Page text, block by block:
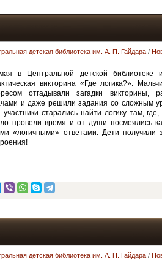
детская библиотека им. А. П. Гайдара /
в Центральной детской
викторина «Где логика?».
отгадывали загадки викторины,
и даже решили задания со сложным
участники старались найти логику там,
провели время и от души посмеялись
«логичными» ответами. Дети получили
детская библиотека им. А. П. Гайдара /